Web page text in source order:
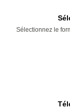
Sélectionnez le